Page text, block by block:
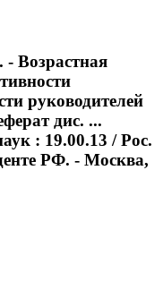
Возрастная
руководителей
дис. ...
: 19.00.13 / Рос.
РФ. - Москва,